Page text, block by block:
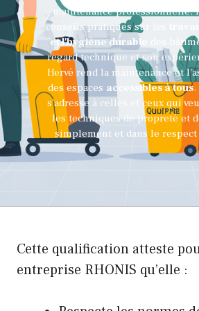
maintenance professionnelle. Il
conseils pratiques sur les
et l'hygiène durable
des
regard technique et son
Hervé rend la maintenance et
des espaces accessibles à tous.
s’adresse à celles et ceux qui
les techniques de propreté et
simplement et dans le respect
Cette qualification atteste
entreprise RHONIS qu’elle :